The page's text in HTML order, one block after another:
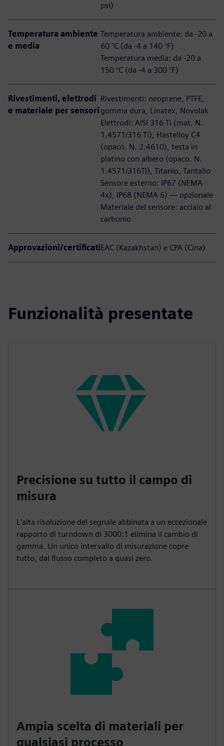
psi)
Temperatura ambiente
e media
Temperatura ambiente: da -20 a
60 °C (da -4 a 140 °F)
Temperatura media: da -20 a
150 °C (da -4 a 300 °F)
Rivestimenti, elettrodi
e materiale per sensori
Rivestimenti: neoprene, PTFE,
gomma dura, Linatex, Novolak
Elettrodi: AISI 316 Ti (mat. N.
1.4571/316 Ti), Hastelloy C4
(opaco. N. 2.4610), testa in
platino con albero (opaco. N.
1.4571/316Ti), Titanio, Tantalio
Sensore esterno: IP67 (NEMA
4x), IP68 (NEMA 6) — opzionale
Materiale del sensore: acciaio al
carbonio
Approvazioni/certificatiEAC (Kazakhstan) e CPA (Cina)
Funzionalità presentate
Precisione su tutto il campo di
misura
L'alta risoluzione del segnale abbinata a un eccezionale
rapporto di turndown di 3000:1 elimina il cambio di
gamma. Un unico intervallo di misurazione copre
tutto, dal flusso completo a quasi zero.
Ampia scelta di materiali per
qualsiasi processo